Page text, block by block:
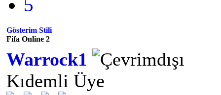
5
Gösterim Stili
Fifa Online 2
Warrock1
Kıdemli Üye